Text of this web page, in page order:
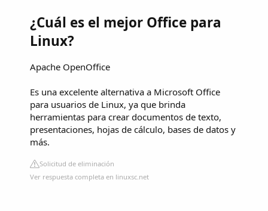
¿Cuál es el mejor Office para
Linux?
Apache OpenOffice
Es una excelente alternativa a Microsoft Office
para usuarios de Linux, ya que brinda
herramientas para crear documentos de texto,
presentaciones, hojas de cálculo, bases de datos y
más.
Solicitud de eliminación
Ver respuesta completa en linuxsc.net